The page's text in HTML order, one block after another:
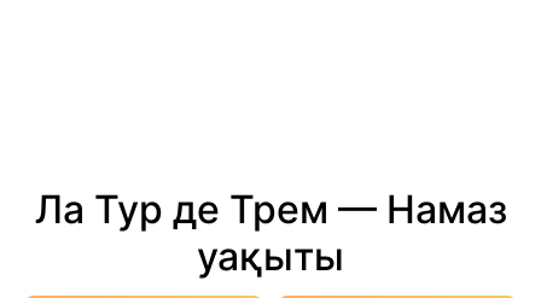
Ла Тур де Трем — Намаз
уақыты